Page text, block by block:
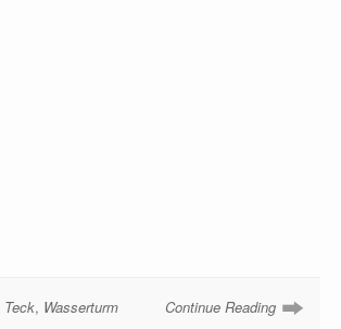
Teck, Wasserturm Continue Reading